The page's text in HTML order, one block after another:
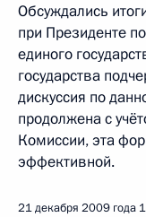
Обсуждались
при Президенте
единого
государства
дискуссия по
продолжена с
Комиссии, эта
эффективной.
21 декабря 2009 года